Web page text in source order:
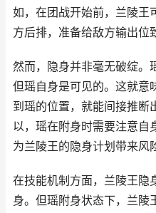
如，在团战开始前，兰陵王
方后排，准备给敌方输出位
然而，隐身并非毫无破绽。
但瑶自身是可见的。这就意
到瑶的位置，就能间接推断
以，瑶在附身时需要注意自
为兰陵王的隐身计划带来风
在技能机制方面，兰陵王隐
身。但瑶附身状态下，兰陵